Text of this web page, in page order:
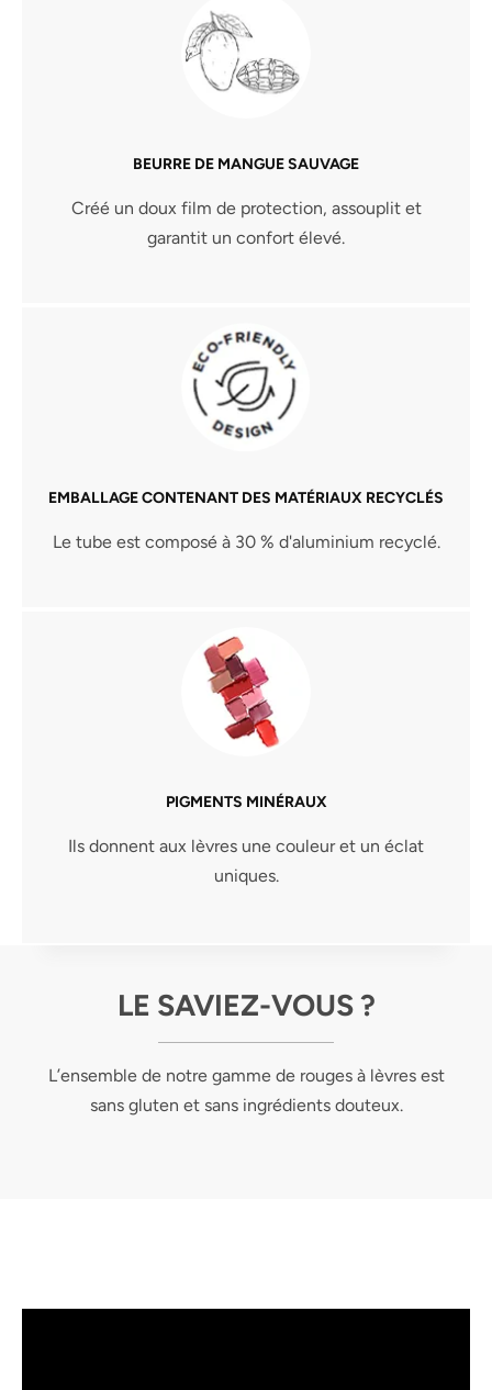
BEURRE DE MANGUE SAUVAGE
Créé un doux film de protection, assouplit et
garantit un confort élevé.
EMBALLAGE CONTENANT DES MATÉRIAUX RECYCLÉS
Le tube est composé à 30 % d'aluminium recyclé.
PIGMENTS MINÉRAUX
Ils donnent aux lèvres une couleur et un éclat
uniques.
LE SAVIEZ-VOUS ?
L’ensemble de notre gamme de rouges à lèvres est
sans gluten et sans ingrédients douteux.